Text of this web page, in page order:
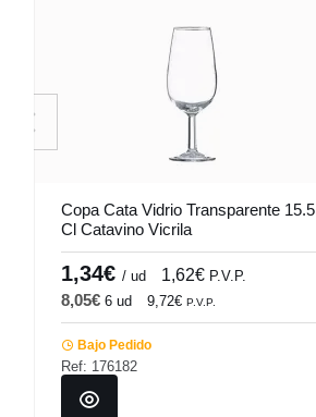
Copa Cata Vidrio Transparente 15.5
Cl Catavino Vicrila
1,34€ / ud 1,62€ P.V.P.
8,05€ 6 ud 9,72€ P.V.P.
Bajo Pedido
Ref: 176182